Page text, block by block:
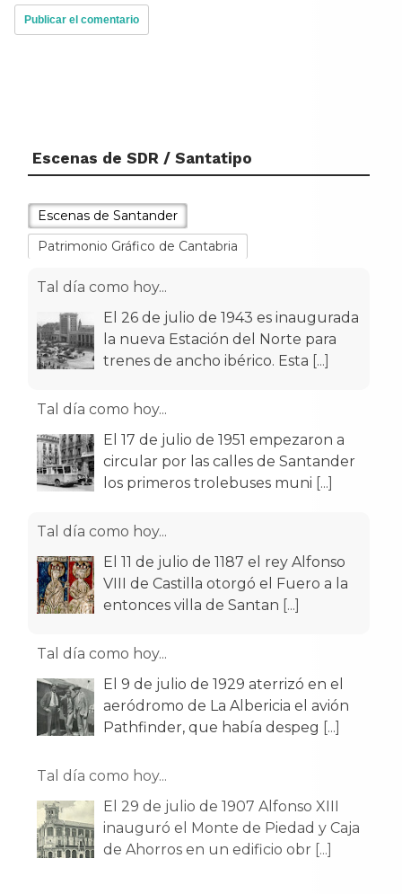
Escenas de SDR / Santatipo
Escenas de Santander
Patrimonio Gráfico de Cantabria
Tal día como hoy...
El 26 de julio de 1943 es inaugurada
la nueva Estación del Norte para
trenes de ancho ibérico. Esta [...]
Tal día como hoy...
El 17 de julio de 1951 empezaron a
circular por las calles de Santander
los primeros trolebuses muni [...]
Tal día como hoy...
El 11 de julio de 1187 el rey Alfonso
VIII de Castilla otorgó el Fuero a la
entonces villa de Santan [...]
Tal día como hoy...
El 9 de julio de 1929 aterrizó en el
aeródromo de La Albericia el avión
Pathfinder, que había despeg [...]
Tal día como hoy...
El 29 de julio de 1907 Alfonso XIII
inauguró el Monte de Piedad y Caja
de Ahorros en un edificio obr [...]